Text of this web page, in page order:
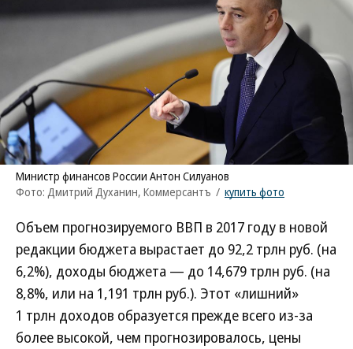
Министр финансов России Антон Силуанов
Фото: Дмитрий Духанин, Коммерсантъ / купить фото
Объем прогнозируемого ВВП в 2017 году в новой
редакции бюджета вырастает до 92,2 трлн руб. (на
6,2%), доходы бюджета — до 14,679 трлн руб. (на
8,8%, или на 1,191 трлн руб.). Этот «лишний»
1 трлн доходов образуется прежде всего из-за
более высокой, чем прогнозировалось, цены